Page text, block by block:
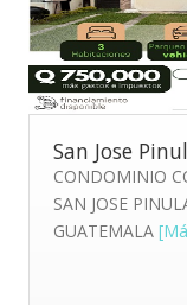
San Jose
CONDOMINIO
SAN JOSE
GUATEMALA